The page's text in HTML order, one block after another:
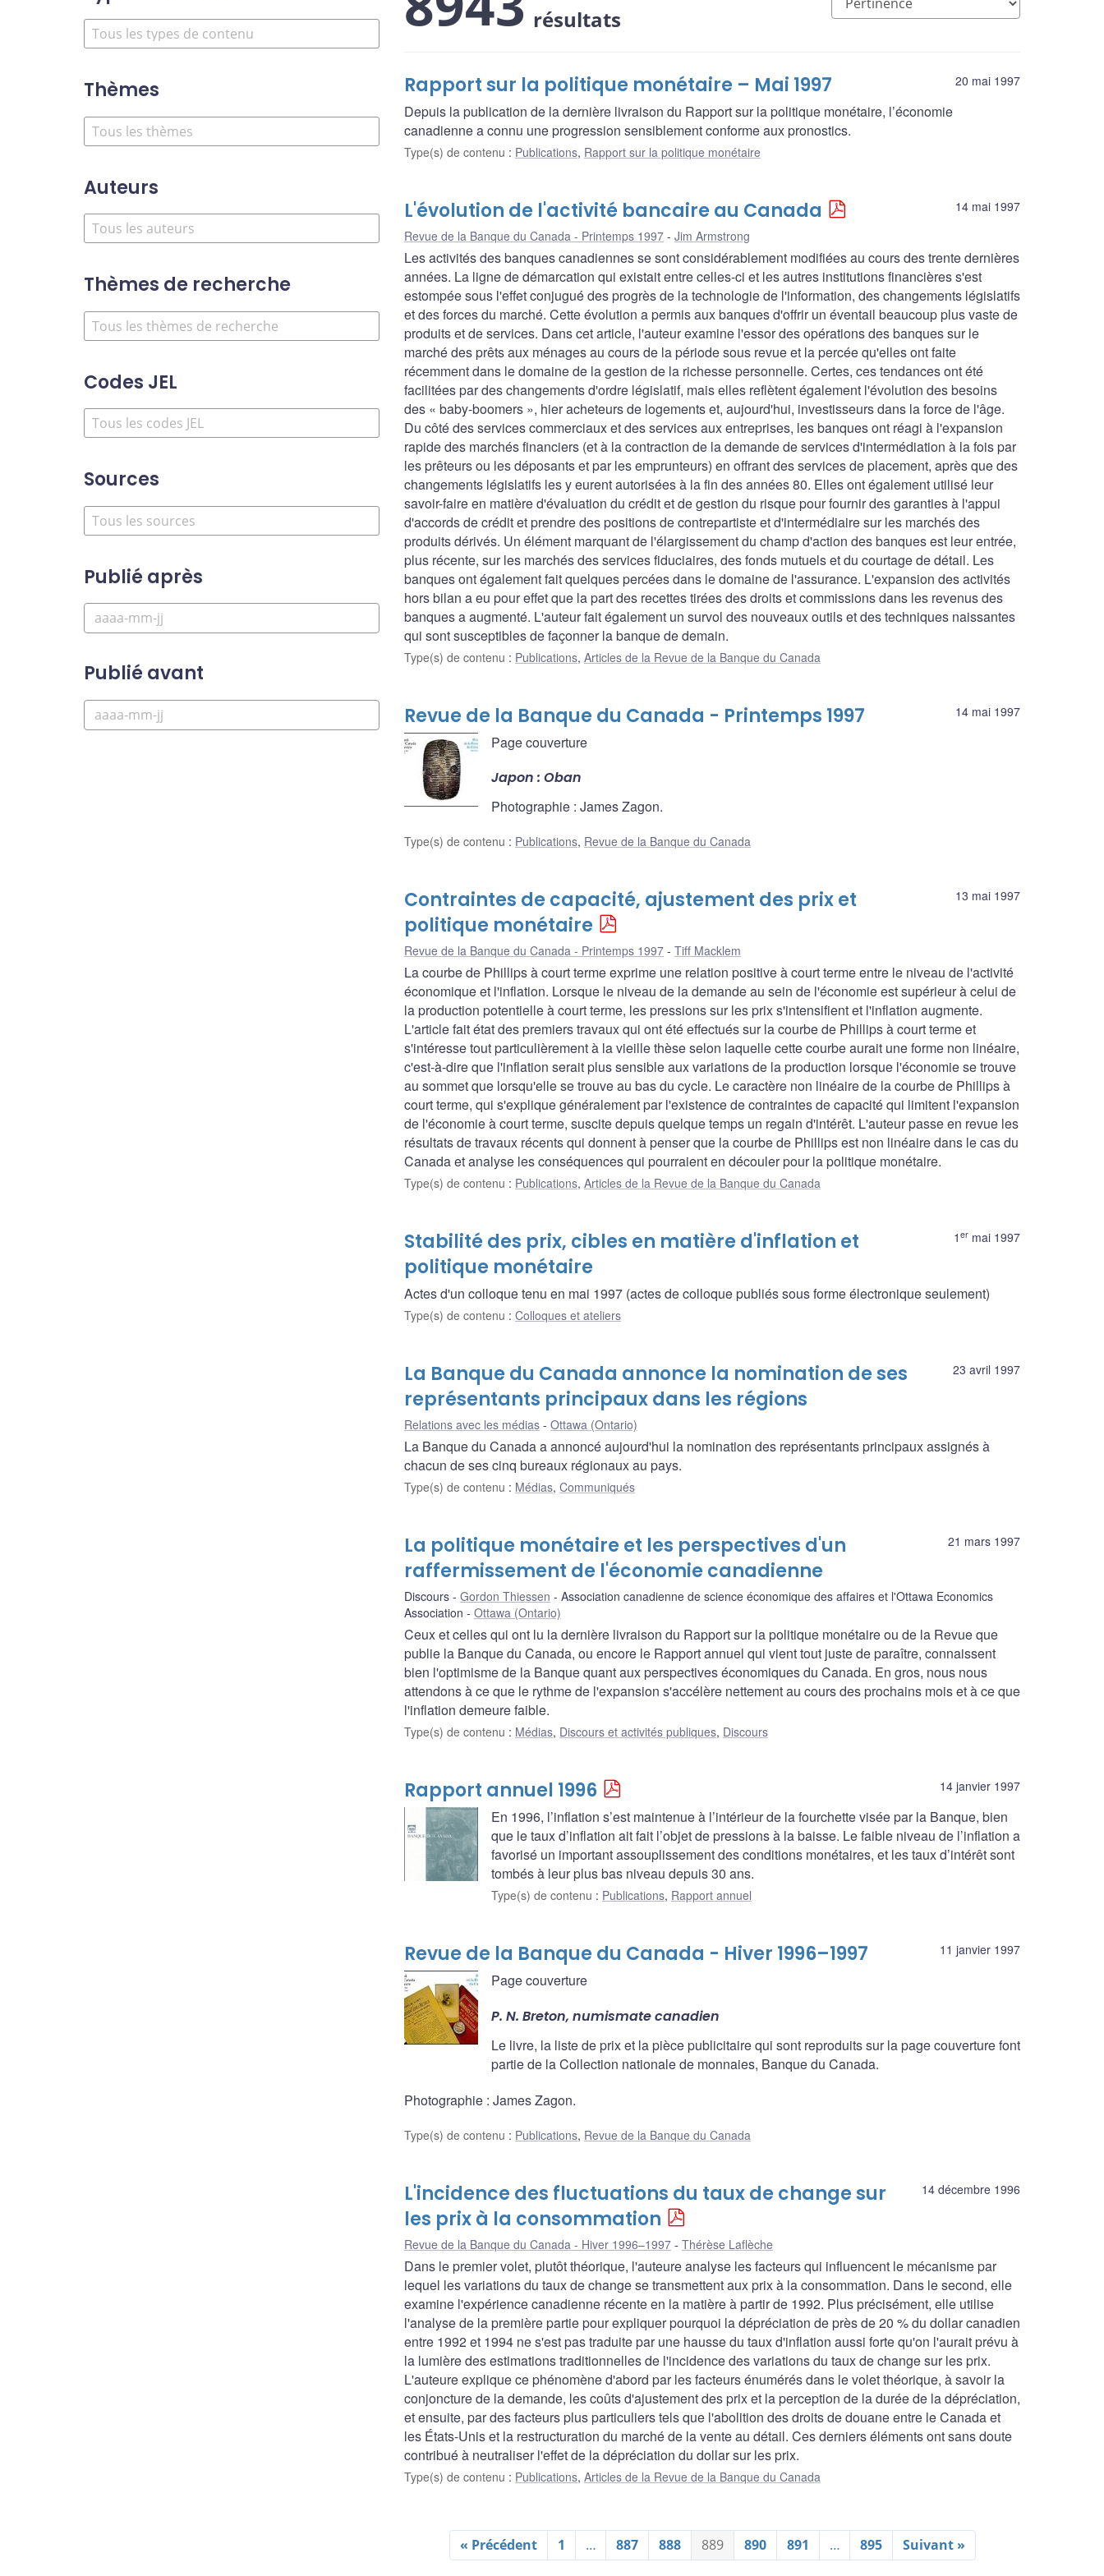
Thèmes
Auteurs
Thèmes de recherche
Codes JEL
Sources
Publié après
Publié avant
résultats
20 mai 1997
Rapport sur la politique monétaire – Mai 1997
Depuis la publication de la dernière livraison du Rapport sur la politique monétaire, l’économie
canadienne a connu une progression sensiblement conforme aux pronostics.
Type(s) de contenu : Publications, Rapport sur la politique monétaire
14 mai 1997
L'évolution de l'activité bancaire au Canada
Revue de la Banque du Canada - Printemps 1997 Jim Armstrong
Les activités des banques canadiennes se sont considérablement modifiées au cours des trente dernières
années. La ligne de démarcation qui existait entre celles-ci et les autres institutions financières s'est
estompée sous l'effet conjugué des progrès de la technologie de l'information, des changements législatifs
et des forces du marché. Cette évolution a permis aux banques d'offrir un éventail beaucoup plus vaste de
produits et de services. Dans cet article, l'auteur examine l'essor des opérations des banques sur le
marché des prêts aux ménages au cours de la période sous revue et la percée qu'elles ont faite
récemment dans le domaine de la gestion de la richesse personnelle. Certes, ces tendances ont été
facilitées par des changements d'ordre législatif, mais elles reflètent également l'évolution des besoins
des « baby-boomers », hier acheteurs de logements et, aujourd'hui, investisseurs dans la force de l'âge.
Du côté des services commerciaux et des services aux entreprises, les banques ont réagi à l'expansion
rapide des marchés financiers (et à la contraction de la demande de services d'intermédiation à la fois par
les prêteurs ou les déposants et par les emprunteurs) en offrant des services de placement, après que des
changements législatifs les y eurent autorisées à la fin des années 80. Elles ont également utilisé leur
savoir-faire en matière d'évaluation du crédit et de gestion du risque pour fournir des garanties à l'appui
d'accords de crédit et prendre des positions de contrepartiste et d'intermédiaire sur les marchés des
produits dérivés. Un élément marquant de l'élargissement du champ d'action des banques est leur entrée,
plus récente, sur les marchés des services fiduciaires, des fonds mutuels et du courtage de détail. Les
banques ont également fait quelques percées dans le domaine de l'assurance. L'expansion des activités
hors bilan a eu pour effet que la part des recettes tirées des droits et commissions dans les revenus des
banques a augmenté. L'auteur fait également un survol des nouveaux outils et des techniques naissantes
qui sont susceptibles de façonner la banque de demain.
Type(s) de contenu : Publications, Articles de la Revue de la Banque du Canada
14 mai 1997
Revue de la Banque du Canada - Printemps 1997
Page couverture
Japon : Oban
Photographie : James Zagon.
Type(s) de contenu : Publications, Revue de la Banque du Canada
13 mai 1997
Contraintes de capacité, ajustement des prix et
politique monétaire
Revue de la Banque du Canada - Printemps 1997 Tiff Macklem
La courbe de Phillips à court terme exprime une relation positive à court terme entre le niveau de l'activité
économique et l'inflation. Lorsque le niveau de la demande au sein de l'économie est supérieur à celui de
la production potentielle à court terme, les pressions sur les prix s'intensifient et l'inflation augmente.
L'article fait état des premiers travaux qui ont été effectués sur la courbe de Phillips à court terme et
s'intéresse tout particulièrement à la vieille thèse selon laquelle cette courbe aurait une forme non linéaire,
c'est-à-dire que l'inflation serait plus sensible aux variations de la production lorsque l'économie se trouve
au sommet que lorsqu'elle se trouve au bas du cycle. Le caractère non linéaire de la courbe de Phillips à
court terme, qui s'explique généralement par l'existence de contraintes de capacité qui limitent l'expansion
de l'économie à court terme, suscite depuis quelque temps un regain d'intérêt. L'auteur passe en revue les
résultats de travaux récents qui donnent à penser que la courbe de Phillips est non linéaire dans le cas du
Canada et analyse les conséquences qui pourraient en découler pour la politique monétaire.
Type(s) de contenu : Publications, Articles de la Revue de la Banque du Canada
1 er mai 1997
Stabilité des prix, cibles en matière d'inflation et
politique monétaire
Actes d'un colloque tenu en mai 1997 (actes de colloque publiés sous forme électronique seulement)
Type(s) de contenu : Colloques et ateliers
23 avril 1997
La Banque du Canada annonce la nomination de ses
représentants principaux dans les régions
Relations avec les médias Ottawa (Ontario)
La Banque du Canada a annoncé aujourd'hui la nomination des représentants principaux assignés à
chacun de ses cinq bureaux régionaux au pays.
Type(s) de contenu : Médias, Communiqués
21 mars 1997
La politique monétaire et les perspectives d'un
raffermissement de l'économie canadienne
Discours Gordon Thiessen
Association canadienne de science économique des affaires et l'Ottawa Economics
Association
Ottawa (Ontario)
Ceux et celles qui ont lu la dernière livraison du Rapport sur la politique monétaire ou de la Revue que
publie la Banque du Canada, ou encore le Rapport annuel qui vient tout juste de paraître, connaissent
bien l'optimisme de la Banque quant aux perspectives économiques du Canada. En gros, nous nous
attendons à ce que le rythme de l'expansion s'accélère nettement au cours des prochains mois et à ce que
l'inflation demeure faible.
Type(s) de contenu : Médias, Discours et activités publiques, Discours
14 janvier 1997
Rapport annuel 1996
En 1996, l’inflation s’est maintenue à l’intérieur de la fourchette visée par la Banque, bien
que le taux d’inflation ait fait l’objet de pressions à la baisse. Le faible niveau de l’inflation a
favorisé un important assouplissement des conditions monétaires, et les taux d’intérêt sont
tombés à leur plus bas niveau depuis 30 ans.
Type(s) de contenu : Publications, Rapport annuel
11 janvier 1997
Revue de la Banque du Canada - Hiver 1996–1997
Page couverture
P. N. Breton, numismate canadien
Le livre, la liste de prix et la pièce publicitaire qui sont reproduits sur la page couverture font
partie de la Collection nationale de monnaies, Banque du Canada.
Photographie : James Zagon.
Type(s) de contenu : Publications, Revue de la Banque du Canada
14 décembre 1996
L'incidence des fluctuations du taux de change sur
les prix à la consommation
Revue de la Banque du Canada - Hiver 1996–1997 Thérèse Laflèche
Dans le premier volet, plutôt théorique, l'auteure analyse les facteurs qui influencent le mécanisme par
lequel les variations du taux de change se transmettent aux prix à la consommation. Dans le second, elle
examine l'expérience canadienne récente en la matière à partir de 1992. Plus précisément, elle utilise
l'analyse de la première partie pour expliquer pourquoi la dépréciation de près de 20 % du dollar canadien
entre 1992 et 1994 ne s'est pas traduite par une hausse du taux d'inflation aussi forte qu'on l'aurait prévu à
la lumière des estimations traditionnelles de l'incidence des variations du taux de change sur les prix.
L'auteure explique ce phénomène d'abord par les facteurs énumérés dans le volet théorique, à savoir la
conjoncture de la demande, les coûts d'ajustement des prix et la perception de la durée de la dépréciation,
et ensuite, par des facteurs plus particuliers tels que l'abolition des droits de douane entre le Canada et
les États-Unis et la restructuration du marché de la vente au détail. Ces derniers éléments ont sans doute
contribué à neutraliser l'effet de la dépréciation du dollar sur les prix.
Type(s) de contenu : Publications, Articles de la Revue de la Banque du Canada
« Précédent 1 … 887 888 889 890 891 … 895 Suivant »